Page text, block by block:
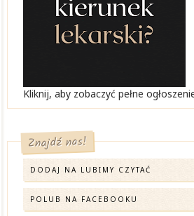
Kliknij, aby zobaczyć pełne
Znajdź nas!
DODAJ NA LUBIMY CZYTAĆ
POLUB NA FACEBOOKU